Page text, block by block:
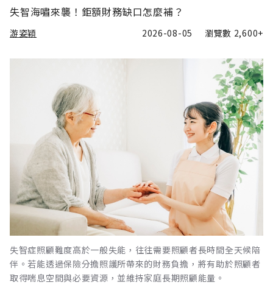
失智海嘯來襲！鉅額財務缺口怎麼補？
游姿穎 2026-08-05 瀏覽數 2,600+
失智症照顧難度高於一般失能，往往需要照顧者長時間全天候陪
伴。若能透過保險分擔照護所帶來的財務負擔，將有助於照顧者
取得喘息空間與必要資源，並維持家庭長期照顧能量。